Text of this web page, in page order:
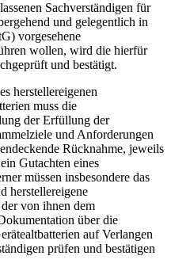
Sachverständigen für
und gelegentlich in
vorgesehene
wollen, wird die hierfür
und bestätigt.
herstellereigenen
muss die
der Erfüllung der
und Anforderungen
Rücknahme, jeweils
Gutachten eines
müssen insbesondere das
herstellereigene
von ihnen dem
über die
auf Verlangen
prüfen und bestätigen